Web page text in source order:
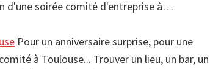
d'une soirée comité d'entreprise à…
Pour un anniversaire surprise, pour une
à Toulouse... Trouver un lieu, un bar, un